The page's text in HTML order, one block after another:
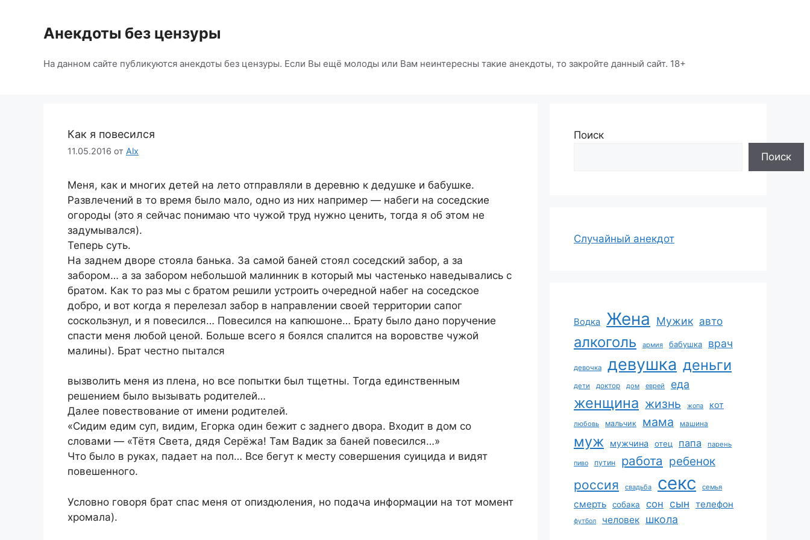
содержимомуАнекдоты без цензуры
На данном сайте публикуются анекдоты без цензуры. Если Вы ещё молоды или Вам неинтересны такие анекдоты, то закройте данный сайт. 18+
Как я повесился
11.05.2016 от Alx
Меня, как и многих детей на лето отправляли в деревню к дедушке и бабушке.
Развлечений в то время было мало, одно из них например — набеги на соседские
огороды (это я сейчас понимаю что чужой труд нужно ценить, тогда я об этом не
задумывался).
Теперь суть.
На заднем дворе стояла банька. За самой баней стоял соседский забор, а за
забором… а за забором небольшой малинник в который мы частенько наведывались с
братом. Как то раз мы с братом решили устроить очередной набег на соседское
добро, и вот когда я перелезал забор в направлении своей территории сапог
соскользнул, и я повесился… Повесился на капюшоне… Брату было дано поручение
спасти меня любой ценой. Больше всего я боялся спалится на воровстве чужой
малины). Брат честно пытался
вызволить меня из плена, но все попытки был тщетны. Тогда единственным
решением было вызывать родителей…
Далее повествование от имени родителей.
«Сидим едим суп, видим, Егорка один бежит с заднего двора. Входит в дом со
словами — «Тётя Света, дядя Серёжа! Там Вадик за баней повесился…»
Что было в руках, падает на пол… Все бегут к месту совершения суицида и видят
повешенного.
Условно говоря брат спас меня от опиздюления, но подача информации на тот момент
хромала).
Поиск
Поиск
Случайный анекдот
Водка Жена Мужик авто
алкоголь армия бабушка врач
девочка девушка деньги
дети доктор дом еврей еда
женщина жизнь жопа кот
любовь мальчик мама машина
муж мужчина отец папа парень
пиво путин работа ребенок
россия свадьба секс семья
смерть собака сон сын телефон
футбол человек школа